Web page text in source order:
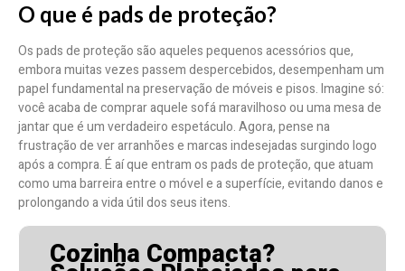
O que é pads de proteção?
Os pads de proteção são aqueles pequenos acessórios que,
embora muitas vezes passem despercebidos, desempenham um
papel fundamental na preservação de móveis e pisos. Imagine só:
você acaba de comprar aquele sofá maravilhoso ou uma mesa de
jantar que é um verdadeiro espetáculo. Agora, pense na
frustração de ver arranhões e marcas indesejadas surgindo logo
após a compra. É aí que entram os pads de proteção, que atuam
como uma barreira entre o móvel e a superfície, evitando danos e
prolongando a vida útil dos seus itens.
Cozinha Compacta?